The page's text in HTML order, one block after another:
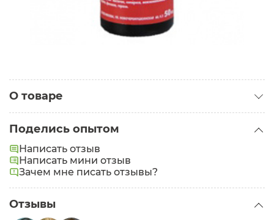
О товаре
Поделись опытом
Написать отзыв
Написать мини отзыв
Зачем мне писать отзывы?
Отзывы